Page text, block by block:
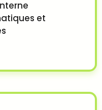
et